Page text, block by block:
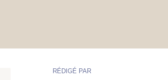
RÉDIGÉ PAR